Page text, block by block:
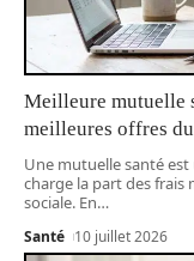
Meilleure mutuelle
meilleures offres
Une mutuelle santé
charge la part des frais
sociale. En…
Santé 10 juillet 2026